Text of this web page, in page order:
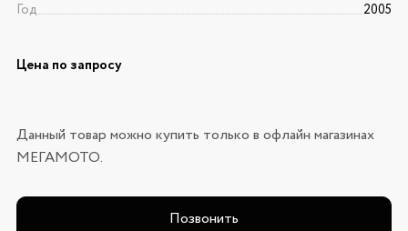
Год
2005
Цена по запросу
Данный товар можно купить только в офлайн магазинах
МЕГАМОТО.
Позвонить